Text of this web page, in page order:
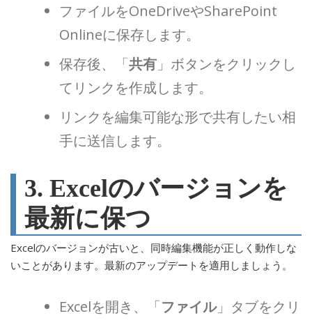
ファイルをOneDriveやSharePoint
Onlineに保存します。
保存後、「共有 」ボタンをクリックし
てリンクを作成します。
リンクを編集可能な形で共有したい相
手に送信します。
3. Excelのバージョンを
最新に保つ
Excelのバージョンが古いと、同時編集機能が正しく動作しな
いことがあります。最新のアップデートを適用しましょう。
Excelを開き、「ファイル」タブをクリ